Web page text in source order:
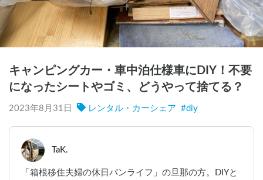
キャンピングカー・車中泊仕様車にDIY！不要
になったシートやゴミ、どうやって捨てる？
2023年8月31日 レンタル・カーシェア #diy
TaK.
「箱根移住夫婦の休日バンライフ」の旦那の方。DIYと